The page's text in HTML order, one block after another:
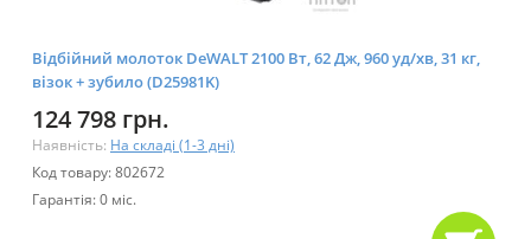
Відбійний молоток DeWALT 2100 Bт, 62 Дж, 960 уд/хв, 31 кг,
візок + зубило (D25981K)
124 798 грн.
Наявність: На складі (1-3 дні)
Код товару: 802672
Гарантія: 0 міс.